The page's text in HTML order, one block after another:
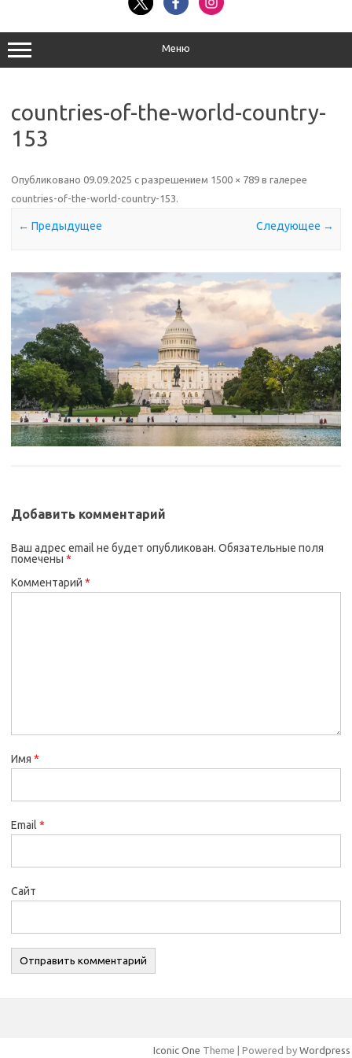
Меню
countries-of-the-world-country-
153
Опубликовано 09.09.2025 с разрешением 1500 × 789 в галерее
countries-of-the-world-country-153.
← Предыдущее Следующее →
Добавить комментарий
Ваш адрес email не будет опубликован. Обязательные поля
помечены *
Комментарий *
Имя *
Email *
Сайт
Iconic One Theme | Powered by Wordpress